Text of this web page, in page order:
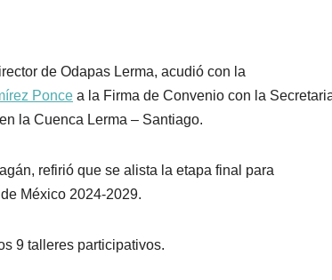
de Odapas Lerma, acudió con la
Ponce a la Firma de Convenio con la
la Cuenca Lerma – Santiago.
refirió que se alista la etapa final para
México 2024-2029.
9 talleres participativos.